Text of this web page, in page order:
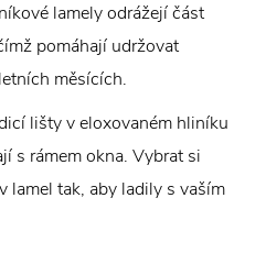
lamely odrážejí část
pomáhají udržovat
měsících.
lišty v eloxovaném hliníku
s rámem okna. Vybrat si
lamel tak, aby ladily s vaším